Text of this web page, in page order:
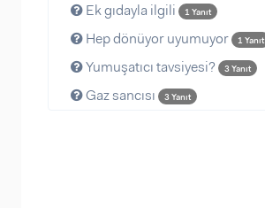
Ek gıdayla ilgili 1 Yanıt
Hep dönüyor uyumuyor 1 Yanıt
Yumuşatıcı tavsiyesi? 3 Yanıt
Gaz sancısı 3 Yanıt